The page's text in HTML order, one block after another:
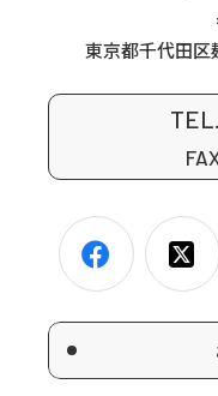
東京都千代田区